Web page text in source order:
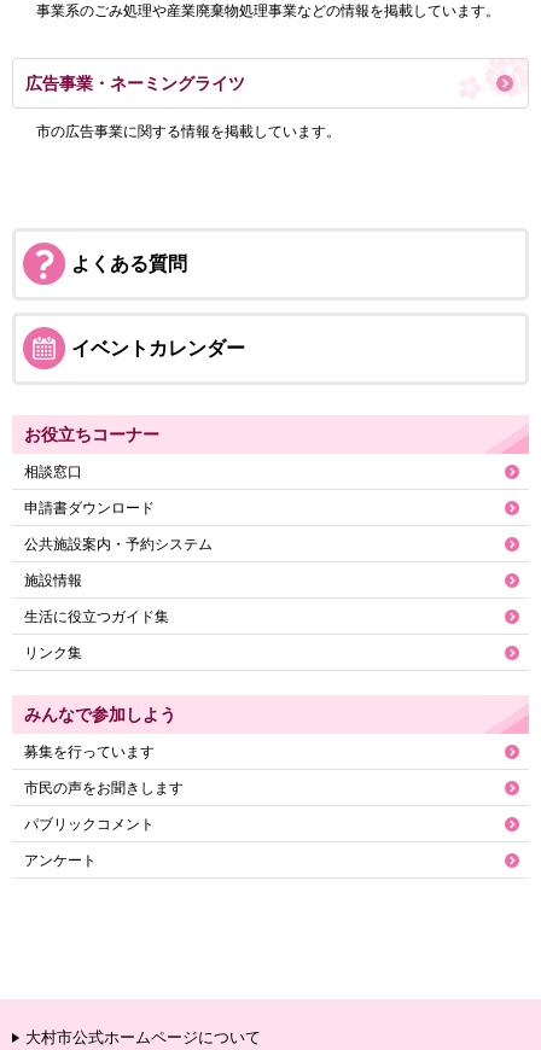
事業系のごみ処理や産業廃棄物処理事業などの情報を掲載しています。
広告事業・ネーミングライツ
市の広告事業に関する情報を掲載しています。
よくある質問
イベントカレンダー
お役立ちコーナー
相談窓口
申請書ダウンロード
公共施設案内・予約システム
施設情報
生活に役立つガイド集
リンク集
みんなで参加しよう
募集を行っています
市民の声をお聞きします
パブリックコメント
アンケート
大村市公式ホームページについて